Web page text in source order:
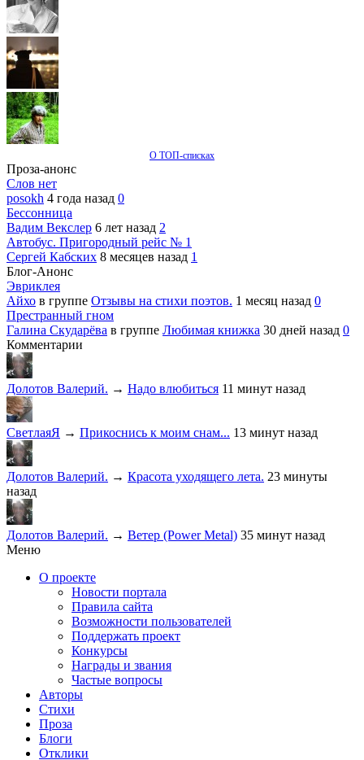
О ТОП-списках
Проза-анонс
Слов нет
posokh 4 года назад 0
Бессонница
Вадим Векслер 6 лет назад 2
Автобус. Пригородный рейс № 1
Сергей Кабских 8 месяцев назад 1
Блог-Анонс
Эвриклея
Айхо в группе Отзывы на стихи поэтов. 1 месяц назад 0
Престранный гном
Галина Скударёва в группе Любимая книжка 30 дней назад 0
Комментарии
Долотов Валерий. → Надо влюбиться 11 минут назад
СветлаяЯ → Прикоснись к моим снам... 13 минут назад
Долотов Валерий. → Красота уходящего лета. 23 минуты
назад
Долотов Валерий. → Ветер (Power Metal) 35 минут назад
Меню
О проекте
Новости портала
Правила сайта
Возможности пользователей
Поддержать проект
Конкурсы
Награды и звания
Частые вопросы
Авторы
Стихи
Проза
Блоги
Отклики